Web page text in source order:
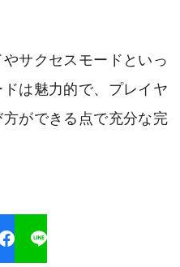
サクセスモードといっ
は魅力的で、プレイヤ
ができる点で充分な完